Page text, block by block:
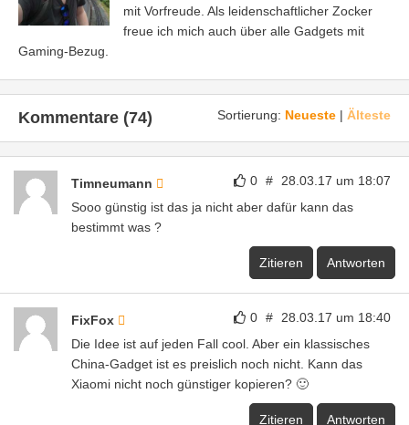
mit Vorfreude. Als leidenschaftlicher Zocker
freue ich mich auch über alle Gadgets mit
Gaming-Bezug.
Sortierung: Neueste | Älteste
Kommentare (74)
0 # 28.03.17 um 18:07
Timneumann
Sooo günstig ist das ja nicht aber dafür kann das
bestimmt was ?
Zitieren Antworten
0 # 28.03.17 um 18:40
FixFox
Die Idee ist auf jeden Fall cool. Aber ein klassisches
China-Gadget ist es preislich noch nicht. Kann das
Xiaomi nicht noch günstiger kopieren? 🙂
Zitieren Antworten